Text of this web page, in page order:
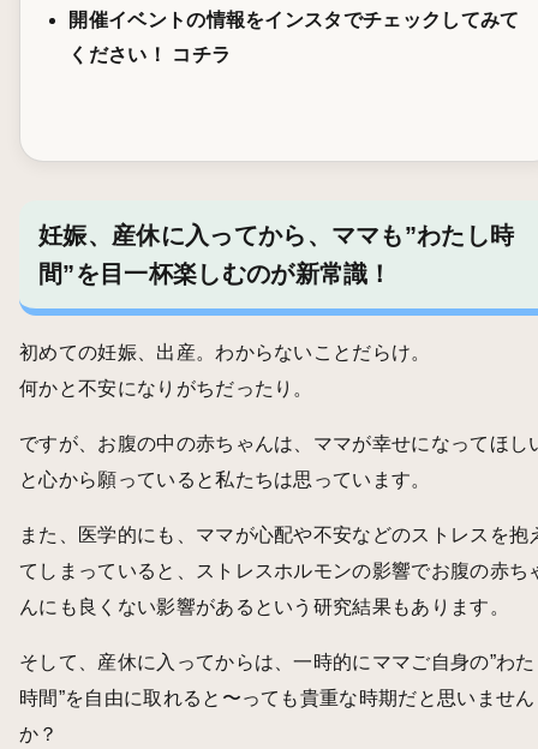
開催イベントの情報をインスタでチェックしてみて
ください！
コチラ
妊娠、産休に入ってから、ママも”わたし時
間”を目一杯楽しむのが新常識！
初めての妊娠、出産。わからないことだらけ。
何かと不安になりがちだったり。
ですが、お腹の中の赤ちゃんは、ママが幸せになってほし
と心から願っていると私たちは思っています。
また、医学的にも、ママが心配や不安などのストレスを抱
てしまっていると、ストレスホルモンの影響でお腹の赤ち
んにも良くない影響があるという研究結果もあります。
そして、産休に入ってからは、一時的にママご自身の”わ
時間”を自由に取れると〜っても貴重な時期だと思いません
か？